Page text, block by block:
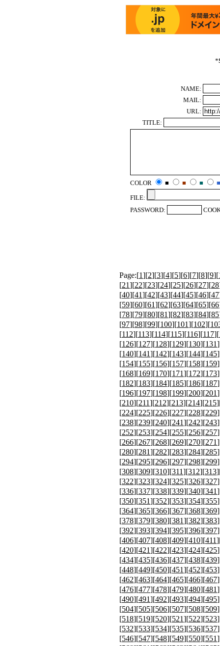
*
NAME:
MAIL:
URL:
TITLE:
COLOR ■ ■ ■
■
FILE:
PASSWORD:
Page:[1][2][3][4][5][6][7][8][9][
[21][22][23][24][25][26][27][28
[40][41][42][43][44][45][46][47
[59][60][61][62][63][64][65][66
[78][79][80][81][82][83][84][85
[97][98][99][100][101][102][
[112][113][114][115][116][117][
[126][127][128][129][130][131
[140][141][142][143][144][145
[154][155][156][157][158][159
[168][169][170][171][172][173
[182][183][184][185][186][187
[196][197][198][199][200][201
[210][211][212][213][214][215
[224][225][226][227][228][229
[238][239][240][241][242][243
[252][253][254][255][256][257
[266][267][268][269][270][271
[280][281][282][283][284][285
[294][295][296][297][298][299
[308][309][310][311][312][313
[322][323][324][325][326][327
[336][337][338][339][340][341
[350][351][352][353][354][355
[364][365][366][367][368][369
[378][379][380][381][382][383
[392][393][394][395][396][397
[406][407][408][409][410][411
[420][421][422][423][424][425
[434][435][436][437][438][439
[448][449][450][451][452][453
[462][463][464][465][466][467
[476][477][478][479][480][481
[490][491][492][493][494][495
[504][505][506][507][508][509
[518][519][520][521][522][523
[532][533][534][535][536][537
[546][547][548][549][550][551